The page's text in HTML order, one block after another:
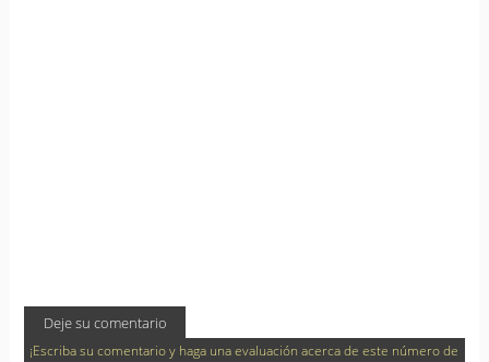
Deje su comentario
¡Escriba su comentario y haga una evaluación acerca de este número de